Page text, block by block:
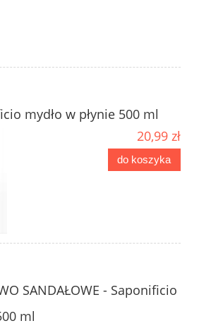
mydło w płynie 500 ml
20,99 zł
do koszyka
SANDAŁOWE - Saponificio
ml